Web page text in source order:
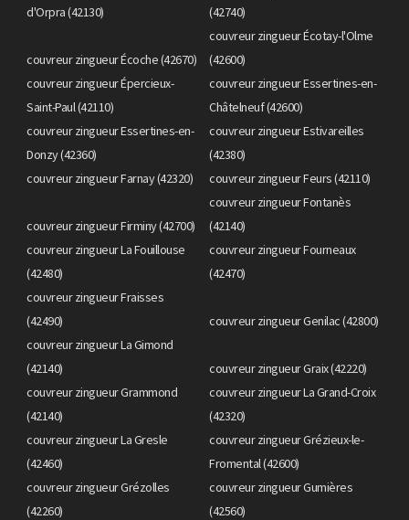
d'Orpra (42130)
(42740)
couvreur zingueur Écoche (42670)
couvreur zingueur Écotay-l'Olme
(42600)
couvreur zingueur Épercieux-
Saint-Paul (42110)
couvreur zingueur Essertines-en-
Châtelneuf (42600)
couvreur zingueur Essertines-en-
Donzy (42360)
couvreur zingueur Estivareilles
(42380)
couvreur zingueur Farnay (42320)
couvreur zingueur Feurs (42110)
couvreur zingueur Firminy (42700)
couvreur zingueur Fontanès
(42140)
couvreur zingueur La Fouillouse
(42480)
couvreur zingueur Fourneaux
(42470)
couvreur zingueur Fraisses
(42490)
couvreur zingueur Genilac (42800)
couvreur zingueur La Gimond
(42140)
couvreur zingueur Graix (42220)
couvreur zingueur Grammond
(42140)
couvreur zingueur La Grand-Croix
(42320)
couvreur zingueur La Gresle
(42460)
couvreur zingueur Grézieux-le-
Fromental (42600)
couvreur zingueur Grézolles
(42260)
couvreur zingueur Gumières
(42560)